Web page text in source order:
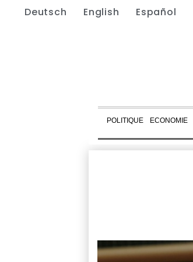
Deutsch English Español
POLITIQUE ECONOMIE